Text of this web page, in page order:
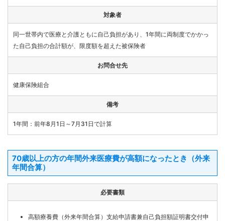
対象者
同一世帯内で医療と介護ともに自己負担があり、1年間に両制度でかかっ
た自己負担の合計額が、限度額を超えた被保険者
お問合せ先
健康保険組合
備考
1年間：前年8月1日～7月31日で計算
70歳以上の方の年間外来医療費が高額になったとき（外来
年間合算）
必要書類
高額療養費（外来年間合算）支給申請書兼自己負担額証明書交付申